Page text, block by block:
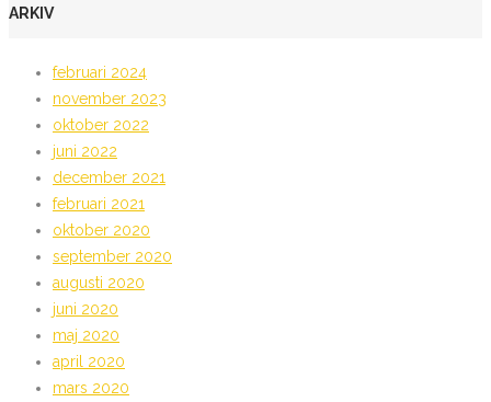
ARKIV
februari 2024
november 2023
oktober 2022
juni 2022
december 2021
februari 2021
oktober 2020
september 2020
augusti 2020
juni 2020
maj 2020
april 2020
mars 2020